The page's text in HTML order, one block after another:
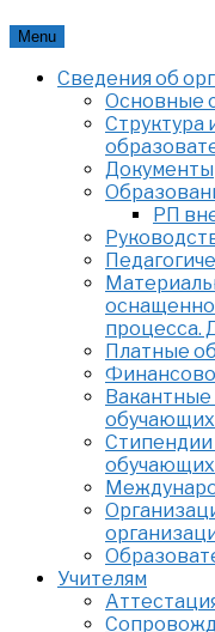
Skip
content
Menu
Сведения об
Основные
Структура
Документы
РП
процесса.
Платные
Вакантные
Учителям